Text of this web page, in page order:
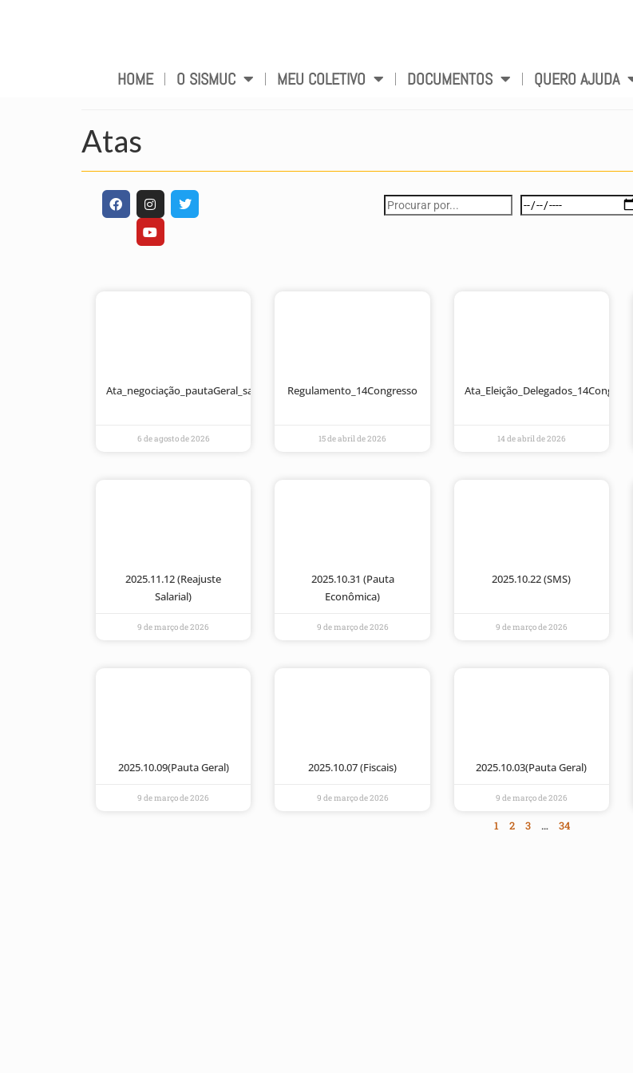
HOME O SISMUC MEU COLETIVO DOCUMENTOS QUERO AJUDA
Atas
Ata_negociação_pautaGeral_saúdeocupacional_2026
6 de agosto de 2026
Regulamento_14Congresso
15 de abril de 2026
Ata_Eleição_Delegados_14Congresso
14 de abril de 2026
2025.11.12 (Reajuste
Salarial)
9 de março de 2026
2025.10.31 (Pauta
Econômica)
9 de março de 2026
2025.10.22 (SMS)
9 de março de 2026
2025.10.09(Pauta Geral)
9 de março de 2026
2025.10.07 (Fiscais)
9 de março de 2026
2025.10.03(Pauta Geral)
9 de março de 2026
1 2 3 … 34